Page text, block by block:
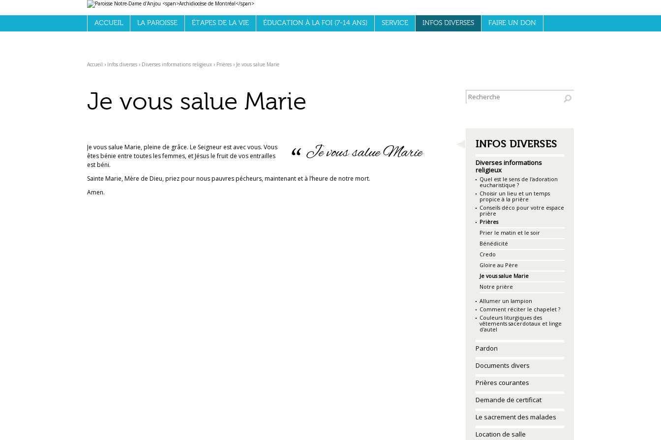
Aller
au
contenu.
Aller
Outils
personnels
ACCUEIL LA PAROISSE ÉTAPES DE LA VIE ÉDUCATION À LA FOI (7-14 ANS) SERVICE INFOS DIVERSES FAIRE UN DON
Accueil › Infos diverses › Diverses informations religieux › Prières › Je vous salue Marie
NAVIGATION
INFOS DIVERSES
Diverses informations
religieux
Quel est le sens de l'adoration
eucharistique ?
Choisir un lieu et un temps
propice à la prière
Conseils déco pour votre espace
prière
Prières
Prier le matin et le soir
Bénédicité
Credo
Gloire au Père
Je vous salue Marie
Notre prière
Allumer un lampion
Comment réciter le chapelet ?
Couleurs liturgiques des
vêtements sacerdotaux et linge
d'autel
Pardon
Documents divers
Prières courantes
Demande de certificat
Le sacrement des malades
Location de salle
Je vous salue Marie
Je vous salue Marie
Je vous salue Marie, pleine de grâce. Le Seigneur est avec vous. Vous
êtes bénie entre toutes les femmes, et Jésus le fruit de vos entrailles
est béni.
Sainte Marie, Mère de Dieu, priez pour nous pauvres pécheurs, maintenant et à l’heure de notre mort.
Amen.